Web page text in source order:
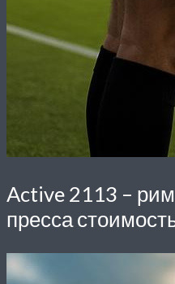
Active 2113 –
пресса